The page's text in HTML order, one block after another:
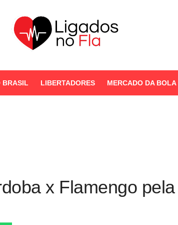
BRASIL LIBERTADORES MERCADO DA BOLA
x Flamengo